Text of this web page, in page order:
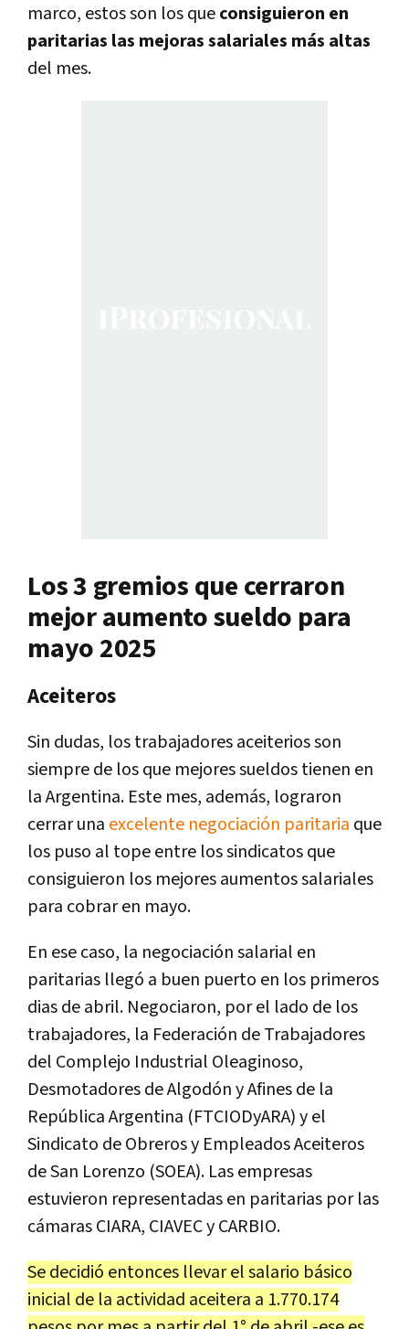
marco, estos son los queconsiguieron en
paritarias las mejoras salariales más altas
del mes.
Los 3 gremios que cerraron
mejor aumento sueldo para
mayo 2025
Aceiteros
Sin dudas, los trabajadores aceiterios son
siempre de los que mejores sueldos tienen en
la Argentina. Este mes, además, lograron
cerrar una excelente negociación paritaria que
los puso al tope entre los sindicatos que
consiguieron los mejores aumentos salariales
para cobrar en mayo.
En ese caso, la negociación salarial en
paritarias llegó a buen puerto en los primeros
dias de abril. Negociaron, por el lado de los
trabajadores, la Federación de Trabajadores
del Complejo Industrial Oleaginoso,
Desmotadores de Algodón y Afines de la
República Argentina (FTCIODyARA) y el
Sindicato de Obreros y Empleados Aceiteros
de San Lorenzo (SOEA). Las empresas
estuvieron representadas en paritarias por las
cámaras CIARA, CIAVEC y CARBIO.
Se decidió entonces llevar el salario básico
inicial de la actividad aceitera a 1.770.174